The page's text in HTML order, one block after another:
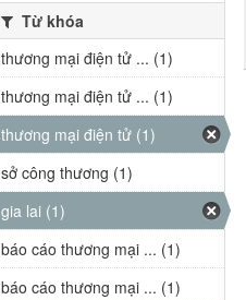
Từ khóa
thương mại điện tử ... (1)
thương mại điện tử ... (1)
thương mại điện tử (1)
sở công thương (1)
gia lai (1)
báo cáo thương mại ... (1)
báo cáo thương mại ... (1)